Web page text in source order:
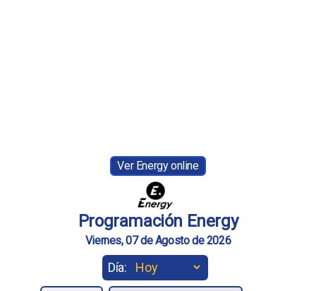
Ver Energy online
Programación Energy
Viernes, 07 de Agosto de 2026
Día: